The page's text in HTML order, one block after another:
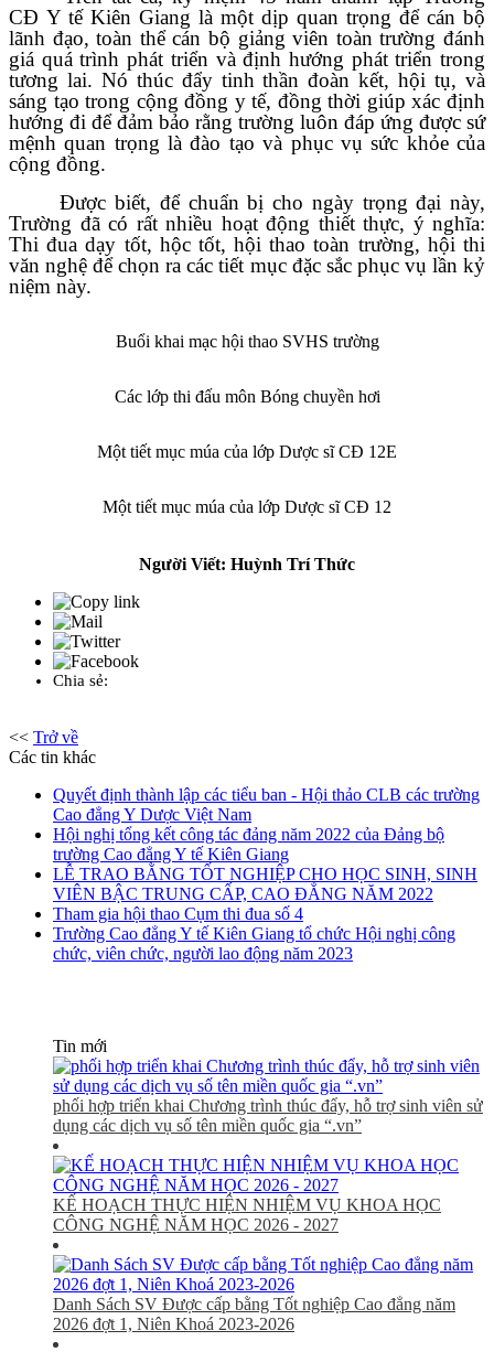
CĐ Y tế Kiên Giang là một dịp quan trọng để cán bộ
lãnh đạo, toàn thể cán bộ giảng viên toàn trường đánh
giá quá trình phát triển và định hướng phát triển trong
tương lai. Nó thúc đẩy tinh thần đoàn kết, hội tụ, và
sáng tạo trong cộng đồng y tế, đồng thời giúp xác định
hướng đi để đảm bảo rằng trường luôn đáp ứng được sứ
mệnh quan trọng là đào tạo và phục vụ sức khỏe của
cộng đồng.
Được biết, để chuẩn bị cho ngày trọng đại này,
Trường đã có rất nhiều hoạt động thiết thực, ý nghĩa:
Thi đua dạy tốt, hộc tốt, hội thao toàn trường, hội thi
văn nghệ để chọn ra các tiết mục đặc sắc phục vụ lần kỷ
niệm này.
Buổi khai mạc hội thao SVHS trường
Các lớp thi đấu môn Bóng chuyền hơi
Một tiết mục múa của lớp Dược sĩ CĐ 12E
Một tiết mục múa của lớp Dược sĩ CĐ 12
Người Viết: Huỳnh Trí Thức
Chia sẻ:
<< Trở về
Các tin khác
Quyết định thành lập các tiểu ban - Hội thảo CLB các trường
Cao đẳng Y Dược Việt Nam
Hội nghị tổng kết công tác đảng năm 2022 của Đảng bộ
trường Cao đẳng Y tế Kiên Giang
LỄ TRAO BẰNG TỐT NGHIỆP CHO HỌC SINH, SINH
VIÊN BẬC TRUNG CẤP, CAO ĐẲNG NĂM 2022
Tham gia hội thao Cụm thi đua số 4
Trường Cao đẳng Y tế Kiên Giang tổ chức Hội nghị công
chức, viên chức, người lao động năm 2023
Tin mới
phối hợp triển khai Chương trình thúc đẩy, hỗ trợ sinh viên sử
dụng các dịch vụ số tên miền quốc gia “.vn”
KẾ HOẠCH THỰC HIỆN NHIỆM VỤ KHOA HỌC
CÔNG NGHỆ NĂM HỌC 2026 - 2027
Danh Sách SV Được cấp bằng Tốt nghiệp Cao đẳng năm
2026 đợt 1, Niên Khoá 2023-2026